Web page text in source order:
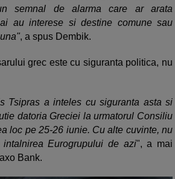
semnal de alarma care ar arata
au interese si destine comune sau
, a spus Dembik.
grec este cu siguranta politica, nu
Tsipras a inteles cu siguranta asta si
datoria Greciei la urmatorul Consiliu
loc pe 25-26 iunie. Cu alte cuvinte, nu
Eurogrupului de azi", a mai
Bank.